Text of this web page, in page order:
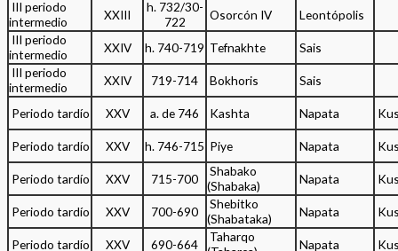
III periodo
intermedio
XXIII
h. 732/30-
722
Osorcón IV
Leontópolis
III periodo
intermedio
XXIV h. 740-719 Tefnakhte
Sais
III periodo
intermedio
XXIV 719-714 Bokhoris Sais
Periodo tardío XXV a. de 746 Kashta Napata
Periodo tardío XXV h. 746-715 Piye Napata
Periodo tardío XXV 715-700
Shabako
(Shabaka)
Napata
Periodo tardío XXV 700-690
Shebitko
(Shabataka)
Napata
Periodo tardío XXV 690-664
Taharqo
Napata